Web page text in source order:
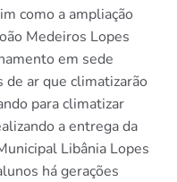
como a ampliação
Medeiros Lopes
em sede
ar que climatizarão
para climatizar
a entrega da
Libânia Lopes
há gerações